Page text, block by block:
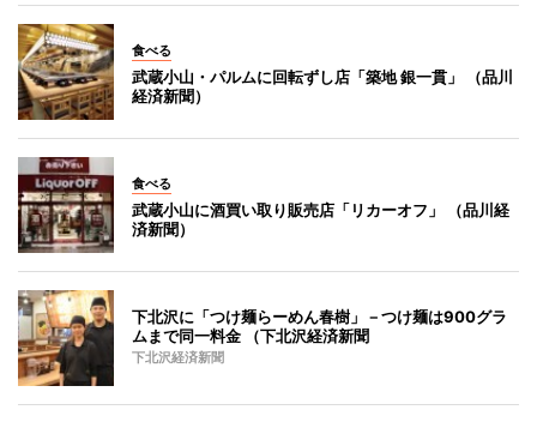
食べる
武蔵小山・パルムに回転ずし店「築地 銀一貫」 （品川
経済新聞）
食べる
武蔵小山に酒買い取り販売店「リカーオフ」 （品川経
済新聞）
下北沢に「つけ麺らーめん春樹」－つけ麺は900グラ
ムまで同一料金 （下北沢経済新聞
下北沢経済新聞